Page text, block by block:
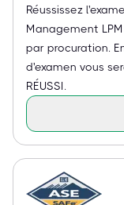
Réussissez
Management
par procuration.
d'examen vous
RÉUSSI.